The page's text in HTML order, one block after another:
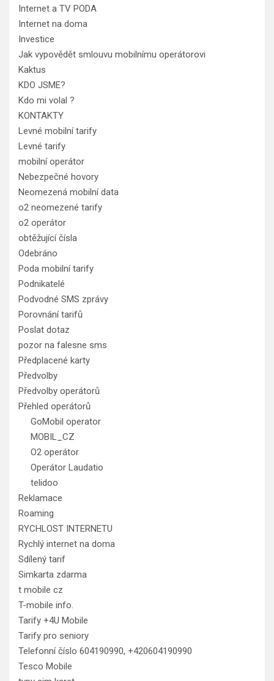
Internet a TV PODA
Internet na doma
Investice
Jak vypovědět smlouvu mobilnímu operátorovi
Kaktus
KDO JSME?
Kdo mi volal ?
KONTAKTY
Levné mobilní tarify
Levné tarify
mobilní operátor
Nebezpečné hovory
Neomezená mobilní data
o2 neomezené tarify
o2 operátor
obtěžující čísla
Odebráno
Poda mobilní tarify
Podnikatelé
Podvodné SMS zprávy
Porovnání tarifů
Poslat dotaz
pozor na falesne sms
Předplacené karty
Předvolby
Předvolby operátorů
Přehled operátorů
GoMobil operator
MOBIL_CZ
O2 operátor
Operátor Laudatio
telidoo
Reklamace
Roaming
RYCHLOST INTERNETU
Rychlý internet na doma
Sdílený tarif
Simkarta zdarma
t mobile cz
T-mobile info.
Tarify +4U Mobile
Tarify pro seniory
Telefonní číslo 604190990, +420604190990
Tesco Mobile